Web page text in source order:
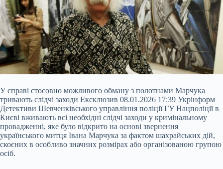
У справі стосовно можливого обману з полотнами Марчука
тривають слідчі заходи Ексклюзив 08.01.2026 17:39 Укрінформ
Детективи Шевченківського управління поліції ГУ Нацполіції в
Києві вживають всі необхідні слідчі заходи у кримінальному
провадженні, яке було відкрито на основі звернення
українського митця Івана Марчука за фактом шахрайських дій,
скоєних в особливо значних розмірах або організованою групою
осіб.